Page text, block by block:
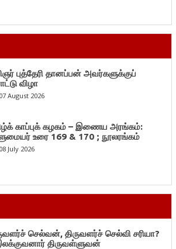
புத்தேரி தானப்பன் அவர்களுக்குப்
விழா
07 August 2026
காப்புக் கழகம் – இணைய அரங்கம்:
உரை 169 & 170 ; நூலரங்கம்
08 July 2026
செல்வன், திருவளர்ச் செல்வி சரியா?
திருவள்ளுவன்